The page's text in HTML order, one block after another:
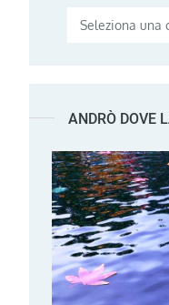
Categorie
ANDRÒ DOVE